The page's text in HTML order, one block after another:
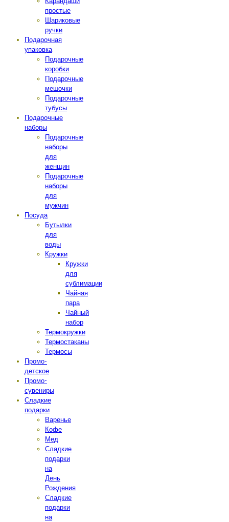
простые
Шариковые
ручки
Подарочная
упаковка
Подарочные
коробки
Подарочные
мешочки
Подарочные
тубусы
Подарочные
наборы
Подарочные
наборы
для
женщин
Подарочные
наборы
для
мужчин
Посуда
Бутылки
для
воды
Кружки
Кружки
для
сублимации
Чайная
пара
Чайный
набор
Термокружки
Термостаканы
Термосы
Промо-
детское
Промо-
сувениры
Сладкие
подарки
Варенье
Кофе
Мед
Сладкие
подарки
на
День
Рождения
Сладкие
подарки
на